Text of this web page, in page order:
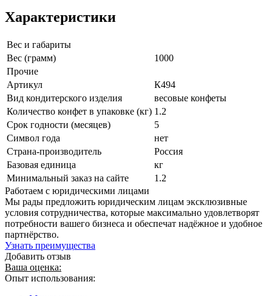
Характеристики
Вес и габариты
Вес (грамм)
1000
Прочие
Артикул
К494
Вид кондитерского изделия
весовые конфеты
Количество конфет в упаковке (кг) 1.2
Срок годности (месяцев)
5
Символ года
нет
Страна-производитель
Россия
Базовая единица
кг
Минимальный заказ на сайте
1.2
Работаем с юридическими лицами
Мы рады предложить юридическим лицам эксклюзивные
условия сотрудничества, которые максимально удовлетворят
потребности вашего бизнеса и обеспечат надёжное и удобное
партнёрство.
Узнать преимущества
Добавить отзыв
Ваша оценка:
Опыт использования: